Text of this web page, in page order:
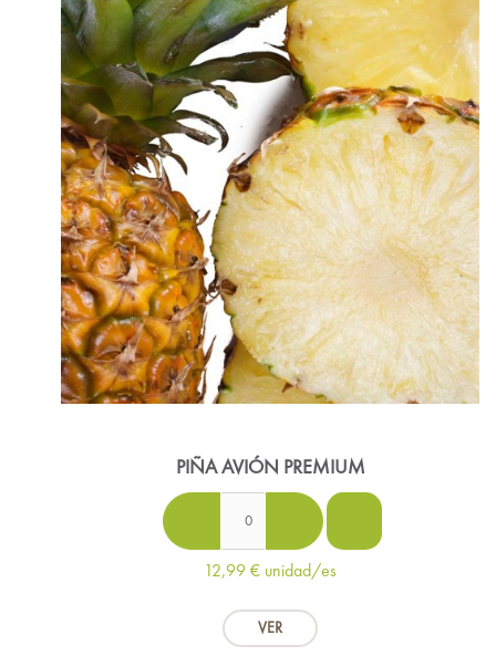
PIÑA AVIÓN PREMIUM
12,99 € unidad/es
VER